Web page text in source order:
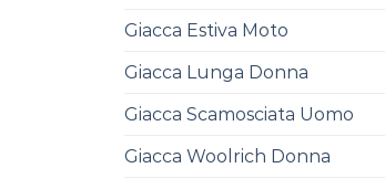
Giacca Estiva Moto
Giacca Lunga Donna
Giacca Scamosciata Uomo
Giacca Woolrich Donna